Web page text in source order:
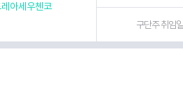
아세우첸코
구단주 취임